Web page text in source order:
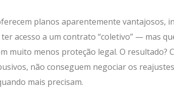
planos aparentemente vantajosos,
acesso a um contrato “coletivo” — mas
muito menos proteção legal. O resultado?
não conseguem negociar os
mais precisam.